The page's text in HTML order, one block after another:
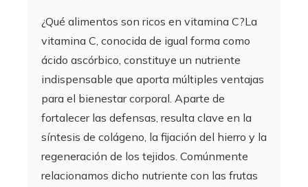
¿Qué alimentos son ricos en vitamina C?La
vitamina C, conocida de igual forma como
ácido ascórbico, constituye un nutriente
indispensable que aporta múltiples ventajas
para el bienestar corporal. Aparte de
fortalecer las defensas, resulta clave en la
síntesis de colágeno, la fijación del hierro y la
regeneración de los tejidos. Comúnmente
relacionamos dicho nutriente con las frutas